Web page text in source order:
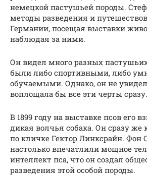
немецкой пастушьей породы.
методы разведения и
Германии, посещая выставки
наблюдая за ними.
Он видел много разных
были либо спортивными, либо
обучаемыми. Однако, он не увидел
воплощала бы все эти черты сразу.
В 1899 году на выставке псов его
дикая волчья собака. Он сразу же
по кличке Гектор Линксрайн. Фон
настолько впечатлили мощное
интеллект пса, что он создал
разведения этой особой породы.